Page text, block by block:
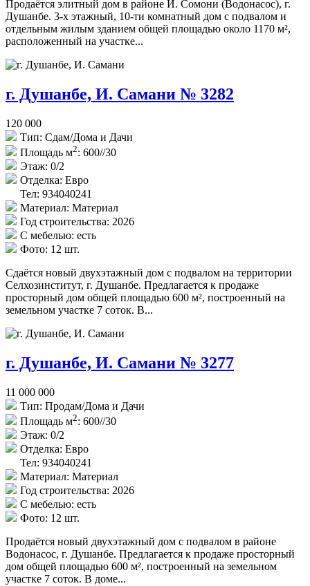
Продаётся элитный дом в районе И. Сомони (Водонасос), г.
Душанбе. 3-х этажный, 10-ти комнатный дом с подвалом и
отдельным жилым зданием общей площадью около 1170 м²,
расположенный на участке...
г. Душанбе, И. Самани № 3282
120 000
Тип: Сдам/Дома и Дачи
Площадь м2: 600//30
Этаж: 0/2
Отделка: Евро
Тел: 934040241
Материал: Материал
Год строительства: 2026
С мебелью: есть
Фото: 12 шт.
Сдаётся новый двухэтажный дом с подвалом на территории
Селхозинститут, г. Душанбе. Предлагается к продаже
просторный дом общей площадью 600 м², построенный на
земельном участке 7 соток. В...
г. Душанбе, И. Самани № 3277
11 000 000
Тип: Продам/Дома и Дачи
Площадь м2: 600//30
Этаж: 0/2
Отделка: Евро
Тел: 934040241
Материал: Материал
Год строительства: 2026
С мебелью: есть
Фото: 12 шт.
Продаётся новый двухэтажный дом с подвалом в районе
Водонасос, г. Душанбе. Предлагается к продаже просторный
дом общей площадью 600 м², построенный на земельном
участке 7 соток. В доме...